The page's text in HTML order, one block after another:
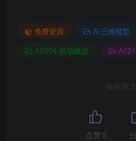
免费资源 A-三维模型
A0204-民宿建筑
喜欢就
点赞 5